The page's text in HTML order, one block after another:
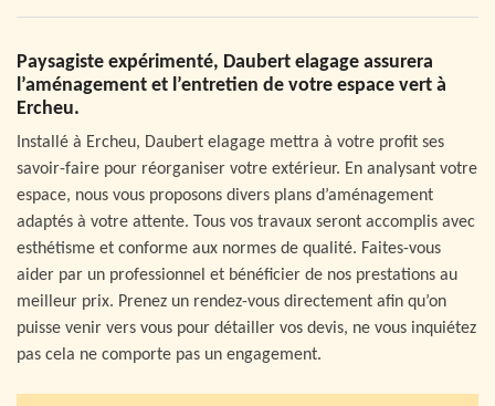
Paysagiste expérimenté, Daubert elagage assurera
l’aménagement et l’entretien de votre espace vert à
Ercheu.
Installé à Ercheu, Daubert elagage mettra à votre profit ses
savoir-faire pour réorganiser votre extérieur. En analysant votre
espace, nous vous proposons divers plans d’aménagement
adaptés à votre attente. Tous vos travaux seront accomplis avec
esthétisme et conforme aux normes de qualité. Faites-vous
aider par un professionnel et bénéficier de nos prestations au
meilleur prix. Prenez un rendez-vous directement afin qu’on
puisse venir vers vous pour détailler vos devis, ne vous inquiétez
pas cela ne comporte pas un engagement.